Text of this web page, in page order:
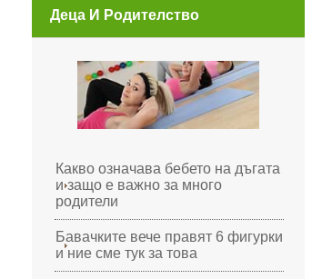
Деца И Родителство
Какво означава бебето на дъгата
и защо е важно за много
родители
Бавачките вече правят 6 фигурки
и ние сме тук за това